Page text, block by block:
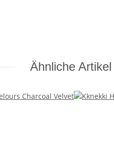
Ähnliche Artikel